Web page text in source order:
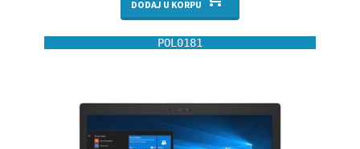
DODAJ U KORPU
POL0181